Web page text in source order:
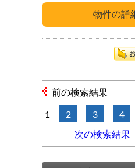
前の検索結果
1 2 3 4
次の検索結果